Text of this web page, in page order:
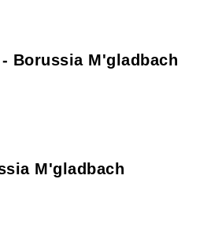
Borussia M'gladbach
M'gladbach